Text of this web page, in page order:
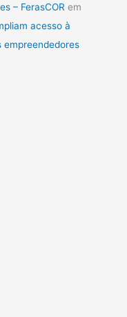
– FerasCOR em
acesso à
empreendedores